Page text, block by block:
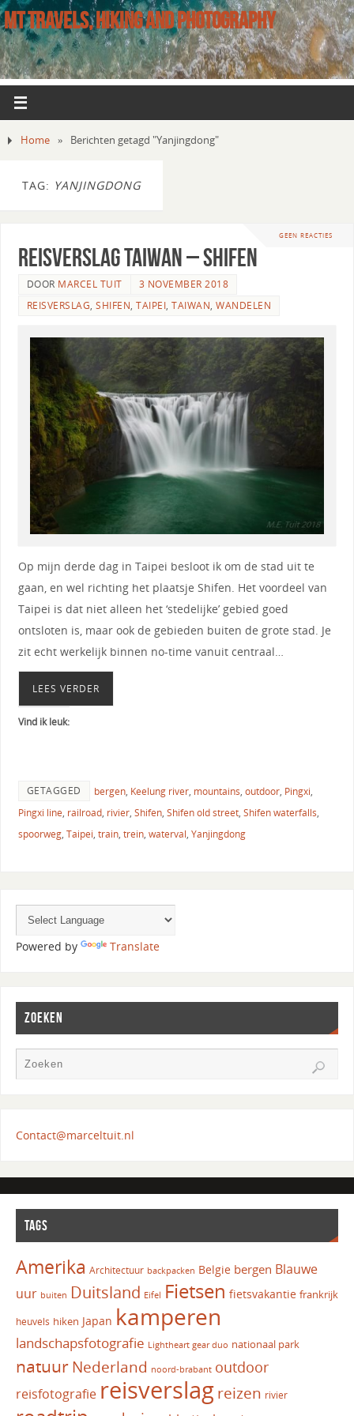
MT TRAVELS, HIKING AND PHOTOGRAPHY
Home » Berichten getagd "Yanjingdong"
TAG: YANJINGDONG
GEEN REACTIES
Reisverslag Taiwan – Shifen
DOOR MARCEL TUIT
3 NOVEMBER 2018
REISVERSLAG,SHIFEN,TAIPEI,TAIWAN,WANDELEN
Op mijn derde dag in Taipei besloot ik om de stad uit te
gaan, en wel richting het plaatsje Shifen. Het voordeel van
Taipei is dat niet alleen het ‘stedelijke’ gebied goed
ontsloten is, maar ook de gebieden buiten de grote stad. Je
zit echt werkelijk binnen no-time vanuit centraal…
LEES VERDER
Vind ik leuk:
GETAGGED bergen, Keelung river, mountains, outdoor, Pingxi,
Pingxi line, railroad, rivier, Shifen, Shifen old street, Shifen waterfalls,
spoorweg, Taipei, train, trein, waterval, Yanjingdong
Powered by Translate
ZOEKEN
Contact@marceltuit.nl
TAGS
Amerika Architectuur backpacken Belgie bergen Blauwe
uur buiten Duitsland Eifel Fietsen fietsvakantie frankrijk
heuvels hiken Japan kamperen
landschapsfotografie Lightheart gear duo nationaal park
natuur Nederland noord-brabant outdoor
reisfotografie reisverslag reizen rivier